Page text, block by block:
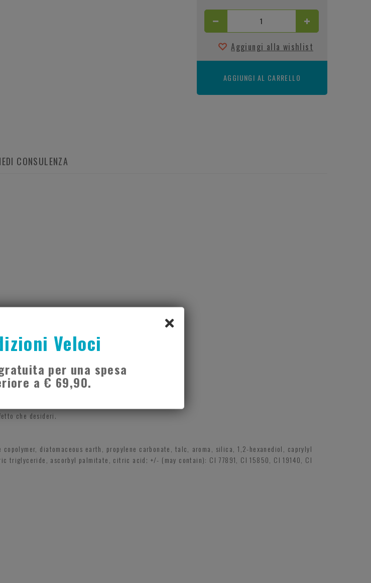
Aggiungi alla wishlist
AGGIUNGI AL CARRELLO
CONSULENZA
il volume.
bocca.
che desideri.
diatomaceous earth, propylene carbonate, talc, aroma, silica, 1,2-hexanediol, caprylyl
ascorbyl palmitate, citric acid; +/- (may contain): CI 77891, CI 15850, CI 19140, CI
Veloci
per una spesa
a € 69,90.